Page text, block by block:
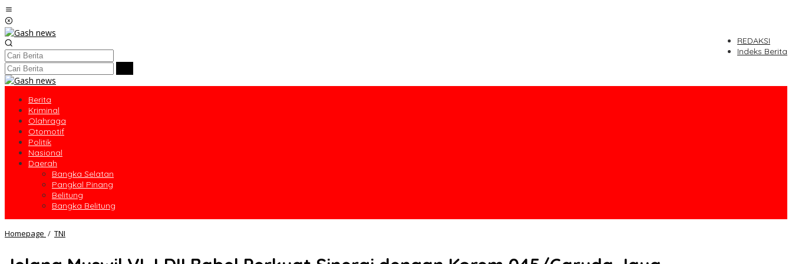
Lewati
ke
konten
REDAKSI
Indeks Berita
Berita
Kriminal
Olahraga
Otomotif
Politik
Nasional
Daerah
Bangka Selatan
Pangkal Pinang
Belitung
Bangka Belitung
Homepage / TNI